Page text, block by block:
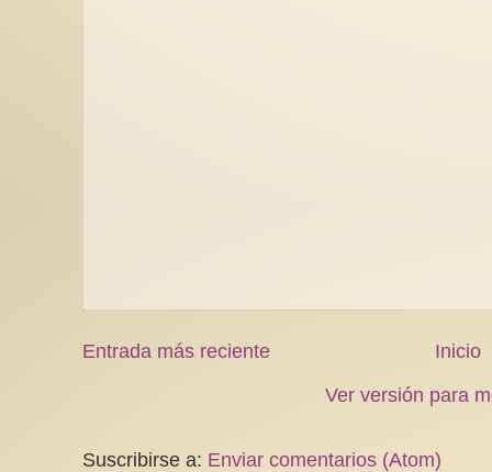
Entrada más reciente
Inicio
Ver versión para
Suscribirse a: Enviar comentarios (Atom)